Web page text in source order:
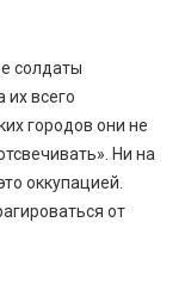
солдаты
их всего
городов они не
Ни на
оккупацией.
от